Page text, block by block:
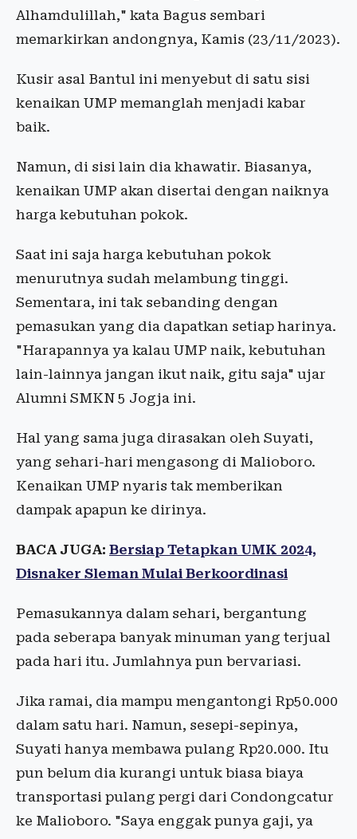
Alhamdulillah," kata Bagus sembari
memarkirkan andongnya, Kamis (23/11/2023).
Kusir asal Bantul ini menyebut di satu sisi
kenaikan UMP memanglah menjadi kabar
baik.
Namun, di sisi lain dia khawatir. Biasanya,
kenaikan UMP akan disertai dengan naiknya
harga kebutuhan pokok.
Saat ini saja harga kebutuhan pokok
menurutnya sudah melambung tinggi.
Sementara, ini tak sebanding dengan
pemasukan yang dia dapatkan setiap harinya.
"Harapannya ya kalau UMP naik, kebutuhan
lain-lainnya jangan ikut naik, gitu saja" ujar
Alumni SMKN 5 Jogja ini.
Hal yang sama juga dirasakan oleh Suyati,
yang sehari-hari mengasong di Malioboro.
Kenaikan UMP nyaris tak memberikan
dampak apapun ke dirinya.
BACA JUGA: Bersiap Tetapkan UMK 2024,
Disnaker Sleman Mulai Berkoordinasi
Pemasukannya dalam sehari, bergantung
pada seberapa banyak minuman yang terjual
pada hari itu. Jumlahnya pun bervariasi.
Jika ramai, dia mampu mengantongi Rp50.000
dalam satu hari. Namun, sesepi-sepinya,
Suyati hanya membawa pulang Rp20.000. Itu
pun belum dia kurangi untuk biasa biaya
transportasi pulang pergi dari Condongcatur
ke Malioboro. "Saya enggak punya gaji, ya